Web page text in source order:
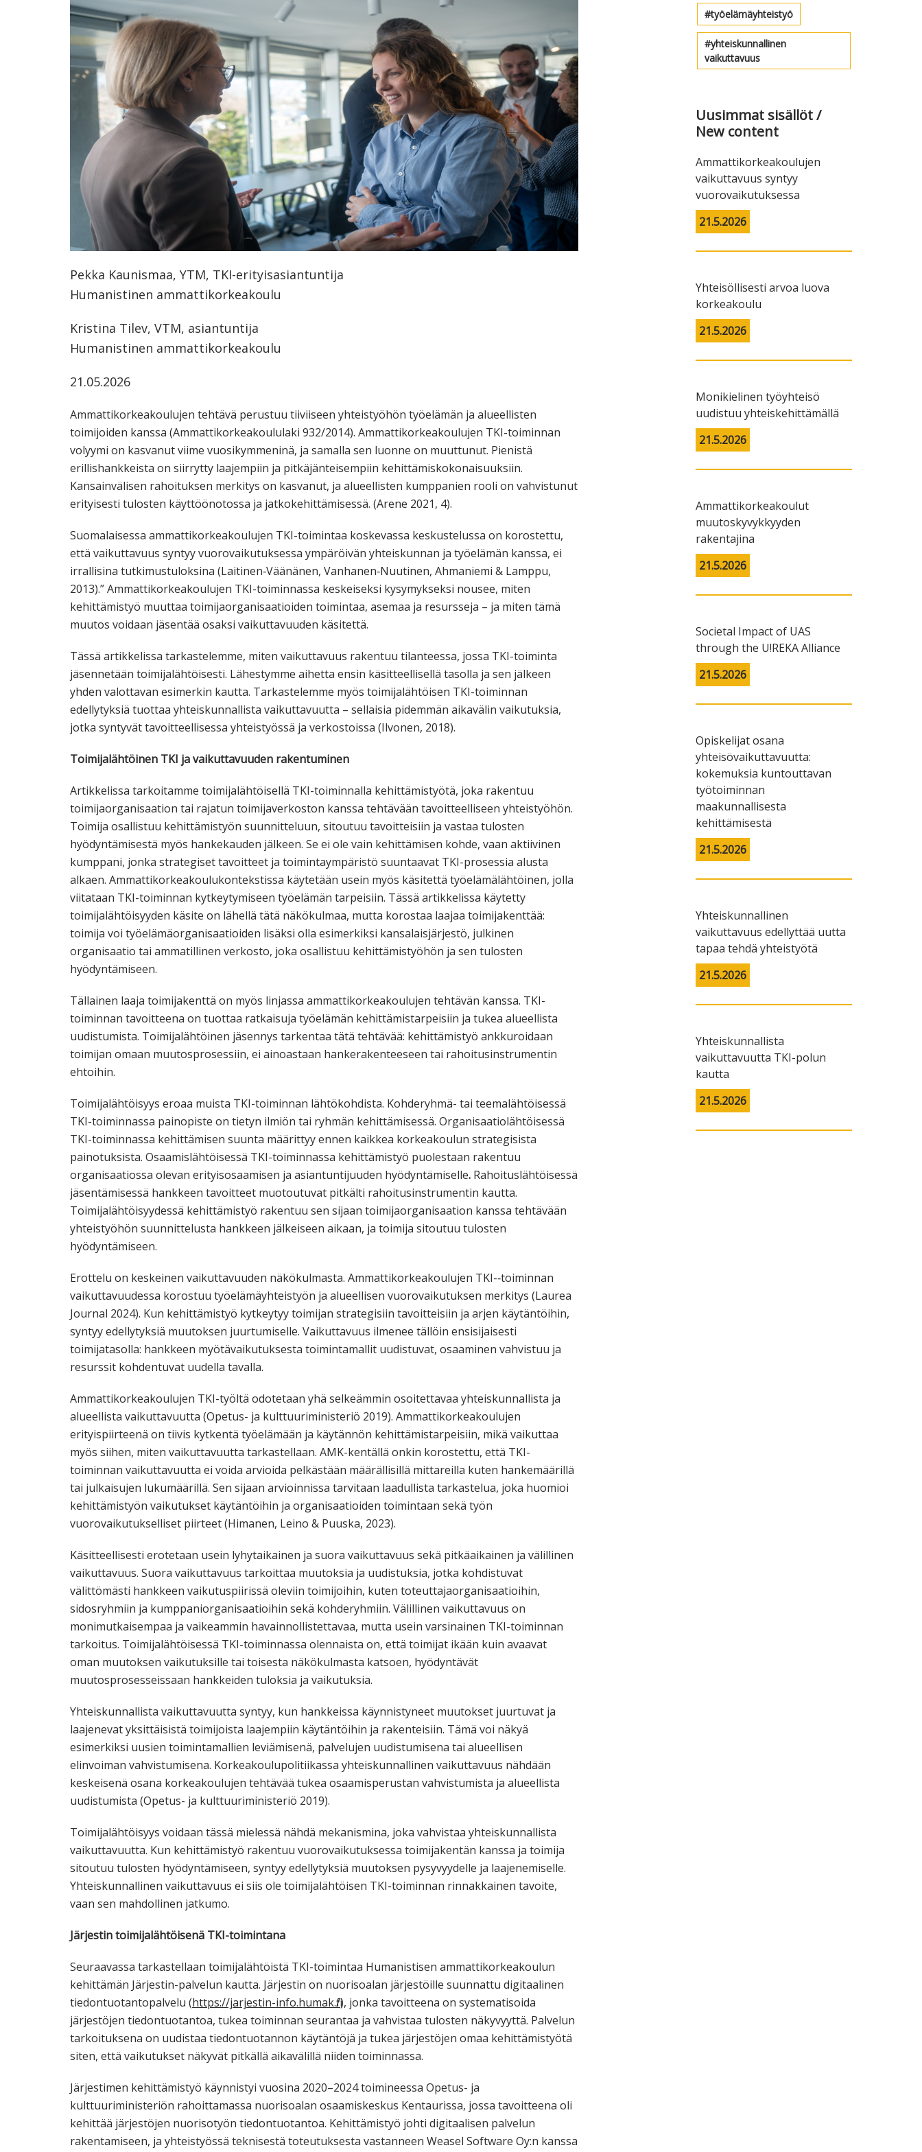
ammattikorkeakoulutusta
koskevasta
tutkimuksesta
kaikille
kiinnostuneille.
Pekka Kaunismaa, YTM, TKI-erityisasiantuntija
Humanistinen ammattikorkeakoulu
Kristina Tilev, VTM, asiantuntija
Humanistinen ammattikorkeakoulu
21.05.2026
Ammattikorkeakoulujen tehtävä perustuu tiiviiseen yhteistyöhön työelämän ja alueellisten
toimijoiden kanssa (Ammattikorkeakoululaki 932/2014). Ammattikorkeakoulujen TKI-toiminnan
volyymi on kasvanut viime vuosikymmeninä, ja samalla sen luonne on muuttunut. Pienistä
erillishankkeista on siirrytty laajempiin ja pitkäjänteisempiin kehittämiskokonaisuuksiin.
Kansainvälisen rahoituksen merkitys on kasvanut, ja alueellisten kumppanien rooli on vahvistunut
erityisesti tulosten käyttöönotossa ja jatkokehittämisessä. (Arene 2021, 4).
Suomalaisessa ammattikorkeakoulujen TKI-toimintaa koskevassa keskustelussa on korostettu,
että vaikuttavuus syntyy vuorovaikutuksessa ympäröivän yhteiskunnan ja työelämän kanssa, ei
irrallisina tutkimustuloksina (Laitinen‑Väänänen, Vanhanen‑Nuutinen, Ahmaniemi & Lamppu,
2013).” Ammattikorkeakoulujen TKI-toiminnassa keskeiseksi kysymykseksi nousee, miten
kehittämistyö muuttaa toimijaorganisaatioiden toimintaa, asemaa ja resursseja – ja miten tämä
muutos voidaan jäsentää osaksi vaikuttavuuden käsitettä.
Tässä artikkelissa tarkastelemme, miten vaikuttavuus rakentuu tilanteessa, jossa TKI-toiminta
jäsennetään toimijalähtöisesti. Lähestymme aihetta ensin käsitteellisellä tasolla ja sen jälkeen
yhden valottavan esimerkin kautta. Tarkastelemme myös toimijalähtöisen TKI-toiminnan
edellytyksiä tuottaa yhteiskunnallista vaikuttavuutta – sellaisia pidemmän aikavälin vaikutuksia,
jotka syntyvät tavoitteellisessa yhteistyössä ja verkostoissa (Ilvonen, 2018).
Toimijalähtöinen TKI ja vaikuttavuuden rakentuminen
Artikkelissa tarkoitamme toimijalähtöisellä TKI-toiminnalla kehittämistyötä, joka rakentuu
toimijaorganisaation tai rajatun toimijaverkoston kanssa tehtävään tavoitteelliseen yhteistyöhön.
Toimija osallistuu kehittämistyön suunnitteluun, sitoutuu tavoitteisiin ja vastaa tulosten
hyödyntämisestä myös hankekauden jälkeen. Se ei ole vain kehittämisen kohde, vaan aktiivinen
kumppani, jonka strategiset tavoitteet ja toimintaympäristö suuntaavat TKI-prosessia alusta
alkaen. Ammattikorkeakoulukontekstissa käytetään usein myös käsitettä työelämälähtöinen, jolla
viitataan TKI-toiminnan kytkeytymiseen työelämän tarpeisiin. Tässä artikkelissa käytetty
toimijalähtöisyyden käsite on lähellä tätä näkökulmaa, mutta korostaa laajaa toimijakenttää:
toimija voi työelämäorganisaatioiden lisäksi olla esimerkiksi kansalaisjärjestö, julkinen
organisaatio tai ammatillinen verkosto, joka osallistuu kehittämistyöhön ja sen tulosten
hyödyntämiseen.
Tällainen laaja toimijakenttä on myös linjassa ammattikorkeakoulujen tehtävän kanssa. TKI-
toiminnan tavoitteena on tuottaa ratkaisuja työelämän kehittämistarpeisiin ja tukea alueellista
uudistumista. Toimijalähtöinen jäsennys tarkentaa tätä tehtävää: kehittämistyö ankkuroidaan
toimijan omaan muutosprosessiin, ei ainoastaan hankerakenteeseen tai rahoitusinstrumentin
ehtoihin.
Toimijalähtöisyys eroaa muista TKI-toiminnan lähtökohdista. Kohderyhmä- tai teemalähtöisessä
TKI-toiminnassa painopiste on tietyn ilmiön tai ryhmän kehittämisessä. Organisaatiolähtöisessä
TKI-toiminnassa kehittämisen suunta määrittyy ennen kaikkea korkeakoulun strategisista
painotuksista. Osaamislähtöisessä TKI-toiminnassa kehittämistyö puolestaan rakentuu
organisaatiossa olevan erityisosaamisen ja asiantuntijuuden hyödyntämiselle. Rahoituslähtöisessä
jäsentämisessä hankkeen tavoitteet muotoutuvat pitkälti rahoitusinstrumentin kautta.
Toimijalähtöisyydessä kehittämistyö rakentuu sen sijaan toimijaorganisaation kanssa tehtävään
yhteistyöhön suunnittelusta hankkeen jälkeiseen aikaan, ja toimija sitoutuu tulosten
hyödyntämiseen.
Erottelu on keskeinen vaikuttavuuden näkökulmasta. Ammattikorkeakoulujen TKI-‑toiminnan
vaikuttavuudessa korostuu työelämäyhteistyön ja alueellisen vuorovaikutuksen merkitys (Laurea
Journal 2024). Kun kehittämistyö kytkeytyy toimijan strategisiin tavoitteisiin ja arjen käytäntöihin,
syntyy edellytyksiä muutoksen juurtumiselle. Vaikuttavuus ilmenee tällöin ensisijaisesti
toimijatasolla: hankkeen myötävaikutuksesta toimintamallit uudistuvat, osaaminen vahvistuu ja
resurssit kohdentuvat uudella tavalla.
Ammattikorkeakoulujen TKI-työltä odotetaan yhä selkeämmin osoitettavaa yhteiskunnallista ja
alueellista vaikuttavuutta (Opetus- ja kulttuuriministeriö 2019). Ammattikorkeakoulujen
erityispiirteenä on tiivis kytkentä työelämään ja käytännön kehittämistarpeisiin, mikä vaikuttaa
myös siihen, miten vaikuttavuutta tarkastellaan. AMK-kentällä onkin korostettu, että TKI-
toiminnan vaikuttavuutta ei voida arvioida pelkästään määrällisillä mittareilla kuten hankemäärillä
tai julkaisujen lukumäärillä. Sen sijaan arvioinnissa tarvitaan laadullista tarkastelua, joka huomioi
kehittämistyön vaikutukset käytäntöihin ja organisaatioiden toimintaan sekä työn
vuorovaikutukselliset piirteet (Himanen, Leino & Puuska, 2023).
Käsitteellisesti erotetaan usein lyhytaikainen ja suora vaikuttavuus sekä pitkäaikainen ja välillinen
vaikuttavuus. Suora vaikuttavuus tarkoittaa muutoksia ja uudistuksia, jotka kohdistuvat
välittömästi hankkeen vaikutuspiirissä oleviin toimijoihin, kuten toteuttajaorganisaatioihin,
sidosryhmiin ja kumppaniorganisaatioihin sekä kohderyhmiin. Välillinen vaikuttavuus on
monimutkaisempaa ja vaikeammin havainnollistettavaa, mutta usein varsinainen TKI-toiminnan
tarkoitus. Toimijalähtöisessä TKI-toiminnassa olennaista on, että toimijat ikään kuin avaavat
oman muutoksen vaikutuksille tai toisesta näkökulmasta katsoen, hyödyntävät
muutosprosesseissaan hankkeiden tuloksia ja vaikutuksia.
Yhteiskunnallista vaikuttavuutta syntyy, kun hankkeissa käynnistyneet muutokset juurtuvat ja
laajenevat yksittäisistä toimijoista laajempiin käytäntöihin ja rakenteisiin. Tämä voi näkyä
esimerkiksi uusien toimintamallien leviämisenä, palvelujen uudistumisena tai alueellisen
elinvoiman vahvistumisena. Korkeakoulupolitiikassa yhteiskunnallinen vaikuttavuus nähdään
keskeisenä osana korkeakoulujen tehtävää tukea osaamisperustan vahvistumista ja alueellista
uudistumista (Opetus- ja kulttuuriministeriö 2019).
Toimijalähtöisyys voidaan tässä mielessä nähdä mekanismina, joka vahvistaa yhteiskunnallista
vaikuttavuutta. Kun kehittämistyö rakentuu vuorovaikutuksessa toimijakentän kanssa ja toimija
sitoutuu tulosten hyödyntämiseen, syntyy edellytyksiä muutoksen pysyvyydelle ja laajenemiselle.
Yhteiskunnallinen vaikuttavuus ei siis ole toimijalähtöisen TKI-toiminnan rinnakkainen tavoite,
vaan sen mahdollinen jatkumo.
Järjestin toimijalähtöisenä TKI-toimintana
Seuraavassa tarkastellaan toimijalähtöistä TKI-toimintaa Humanistisen ammattikorkeakoulun
kehittämän Järjestin-palvelun kautta. Järjestin on nuorisoalan järjestöille suunnattu digitaalinen
tiedontuotantopalvelu (https://jarjestin-info.humak.fi/), jonka tavoitteena on systematisoida
järjestöjen tiedontuotantoa, tukea toiminnan seurantaa ja vahvistaa tulosten näkyvyyttä. Palvelun
tarkoituksena on uudistaa tiedontuotannon käytäntöjä ja tukea järjestöjen omaa kehittämistyötä
siten, että vaikutukset näkyvät pitkällä aikavälillä niiden toiminnassa.
Järjestimen kehittämistyö käynnistyi vuosina 2020–2024 toimineessa Opetus- ja
kulttuuriministeriön rahoittamassa nuorisoalan osaamiskeskus Kentaurissa, jossa tavoitteena oli
kehittää järjestöjen nuorisotyön tiedontuotantoa. Kehittämistyö johti digitaalisen palvelun
rakentamiseen, ja yhteistyössä teknisestä toteutuksesta vastanneen Weasel Software Oy:n kanssa
työelämäyhteistyö
yhteiskunnallinen
vaikuttavuus
Uusimmat sisällöt /
New content
Ammattikorkeakoulujen
vaikuttavuus syntyy
vuorovaikutuksessa
21.5.2026
Yhteisöllisesti arvoa luova
korkeakoulu
21.5.2026
Monikielinen työyhteisö
uudistuu yhteiskehittämällä
21.5.2026
Ammattikorkeakoulut
muutoskyvykkyyden
rakentajina
21.5.2026
Societal Impact of UAS
through the U!REKA Alliance
21.5.2026
Opiskelijat osana
yhteisövaikuttavuutta:
kokemuksia kuntouttavan
työtoiminnan
maakunnallisesta
kehittämisestä
21.5.2026
Yhteiskunnallinen
vaikuttavuus edellyttää uutta
tapaa tehdä yhteistyötä
21.5.2026
Yhteiskunnallista
vaikuttavuutta TKI-polun
kautta
21.5.2026